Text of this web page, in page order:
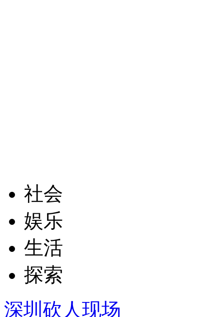
社会
娱乐
生活
探索
深圳砍人现场